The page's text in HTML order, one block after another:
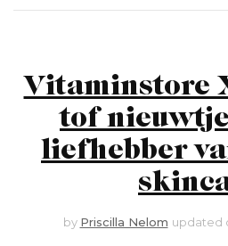
Vitaminstore
tof
liefhebber
by Priscilla Nelom updated